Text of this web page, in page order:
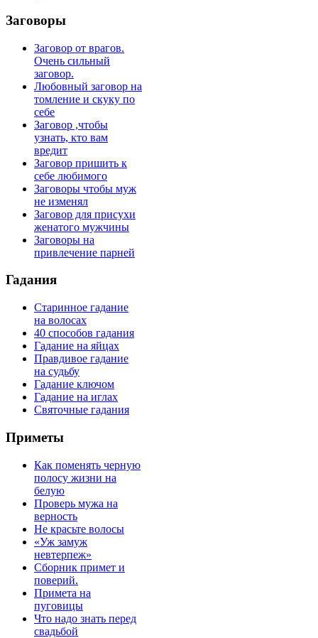
Заговоры
Заговор от врагов.
Очень сильный
заговор.
Любовный заговор на
томление и скуку по
себе
Заговор ,чтобы
узнать, кто вам
вредит
Заговор пришить к
себе любимого
Заговоры чтобы муж
не изменял
Заговор для присухи
женатого мужчины
Заговоры на
привлечение парней
Гадания
Старинное гадание
на волосах
40 способов гадания
Гадание на яйцах
Правдивое гадание
на судьбу
Гадание ключом
Гадание на иглах
Святочные гадания
Приметы
Как поменять черную
полосу жизни на
белую
Проверь мужа на
верность
Не красьте волосы
«Уж замуж
невтерпеж»
Сборник примет и
поверий.
Примета на
пуговицы
Что надо знать перед
свадьбой